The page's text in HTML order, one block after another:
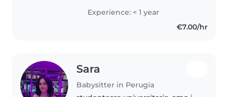
del tempo con loro e dargli tutto
ciò che mi è possibile (assistenza
Experience: < 1 year
€7.00/hr
Sara
Babysitter in Perugia